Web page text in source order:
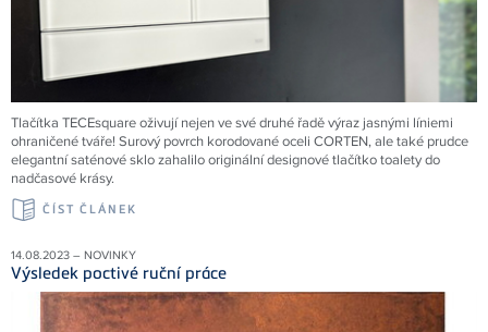
Tlačítka TECEsquare oživují nejen ve své druhé řadě výraz jasnými líniemi
ohraničené tváře! Surový povrch korodované oceli CORTEN, ale také prudce
elegantní saténové sklo zahalilo originální designové tlačítko toalety do
nadčasové krásy.
ČÍST ČLÁNEK
14.08.2023 – NOVINKY
Výsledek poctivé ruční práce